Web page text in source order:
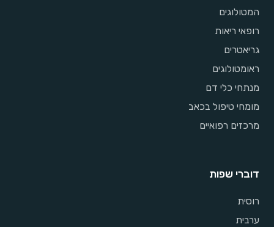
המטולוגים
רופאי ריאות
גריאטרים
ראומטולוגים
מנתחי כלי דם
מומחי טיפול בכאב
מרכזים רפואיים
דוברי שפות
רוסית
ערבית